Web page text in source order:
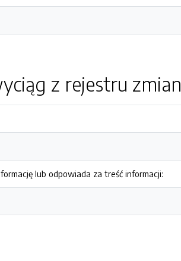
z rejestru zmian
lub odpowiada za treść informacji: